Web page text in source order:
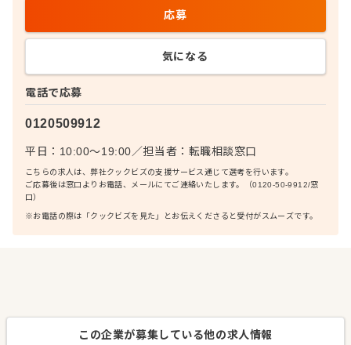
電話で応募
0120509912
平日：10:00〜19:00／担当者： 転職相談窓口
こちらの求人は、弊社クックビズの支援サービス通じて選考を行います。
ご応募後は窓口よりお電話、メールにてご連絡いたします。（0120-50-9912/窓
口）
※お電話の際は「クックビズを見た」とお伝えくださると受付がスムーズです。
応募
気になる
この企業が募集している他の求人情報